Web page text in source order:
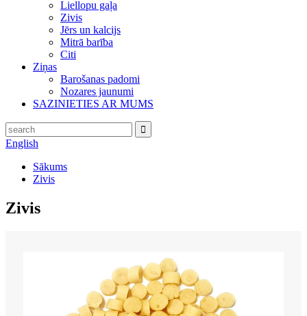
Liellopu gaļa
Zivis
Jērs un kalcijs
Mitrā barība
Citi
Ziņas
Barošanas padomi
Nozares jaunumi
SAZINIETIES AR MUMS
English
Sākums
Zivis
Zivis